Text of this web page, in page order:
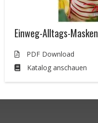
Einweg-Alltags-Masken
PDF Download
Katalog anschauen